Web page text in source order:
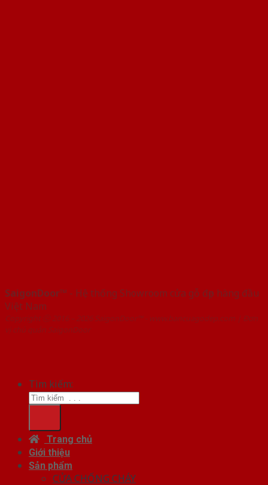
SaigonDoor™ - Hệ thống Showroom cửa gỗ đẹp hàng đầu
Việt Nam
Copyright ⓒ 2016 – 2026 SaigonDoor™ - www.bancuagodep.com | Đơn
vị chủ quản SaigonDoor
Tìm kiếm:
Trang chủ
Giới thiệu
Sản phẩm
CỬA CHỐNG CHÁY